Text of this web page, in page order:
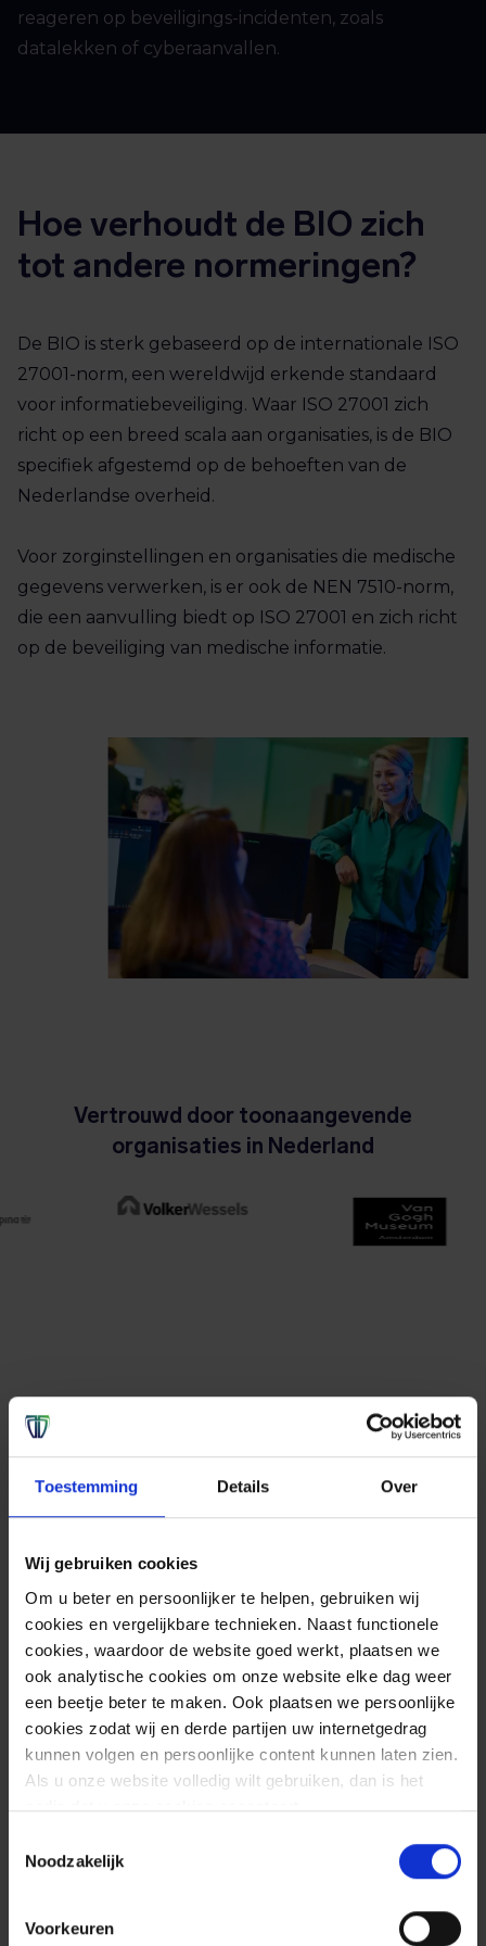
Toestemming Details Over
Wij gebruiken cookies
Om u beter en persoonlijker te helpen, gebruiken wij
cookies en vergelijkbare technieken. Naast functionele
cookies, waardoor de website goed werkt, plaatsen we
ook analytische cookies om onze website elke dag weer
een beetje beter te maken. Ook plaatsen we persoonlijke
cookies zodat wij en derde partijen uw internetgedrag
kunnen volgen en persoonlijke content kunnen laten zien.
Als u onze website volledig wilt gebruiken, dan is het
nodig dat u onze cookies accepteert.
Noodzakelijk
Voorkeuren
reageren op beveiligings-incidenten, zoals
datalekken of cyberaanvallen.
Hoe verhoudt de BIO zich
tot andere normeringen?
De BIO is sterk gebaseerd op de internationale ISO
27001-norm, een wereldwijd erkende standaard
voor informatiebeveiliging. Waar ISO 27001 zich
richt op een breed scala aan organisaties, is de BIO
specifiek afgestemd op de behoeften van de
Nederlandse overheid.
Voor zorginstellingen en organisaties die medische
gegevens verwerken, is er ook de NEN 7510-norm,
die een aanvulling biedt op ISO 27001 en zich richt
op de beveiliging van medische informatie.
Vertrouwd door toonaangevende
organisaties in Nederland
Toegankelijke experts
Onze Nederlandse experts zijn 24/7
bereikbaar en kunnen bij een dreiging
meteen voor je in actie komen.